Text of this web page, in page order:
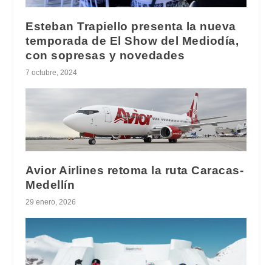
Esteban Trapiello presenta la nueva
temporada de El Show del Mediodía,
con sopresas y novedades
7 octubre, 2024
Avior Airlines retoma la ruta Caracas-
Medellín
29 enero, 2026